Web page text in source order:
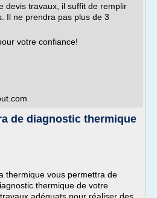
devis travaux, il suffit de remplir
Il ne prendra pas plus de 3
votre confiance!
de diagnostic thermique
thermique vous permettra de
thermique de votre